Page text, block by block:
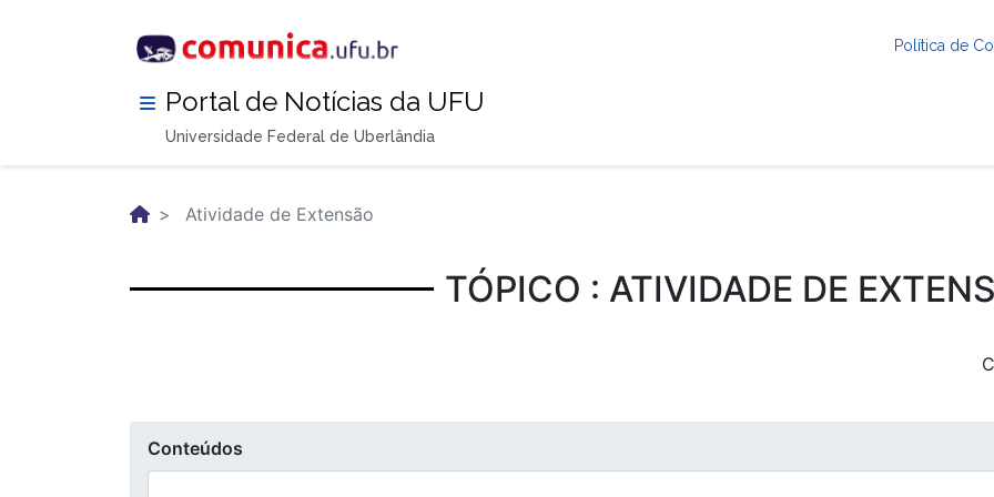
Política de
Portal de Notícias da UFU
Universidade Federal de Uberlândia
Atividade de Extensão
TÓPICO : ATIVIDADE DE
Conteúdos